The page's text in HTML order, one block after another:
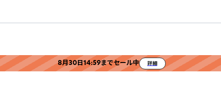
8月30日14:59までセール中 詳細